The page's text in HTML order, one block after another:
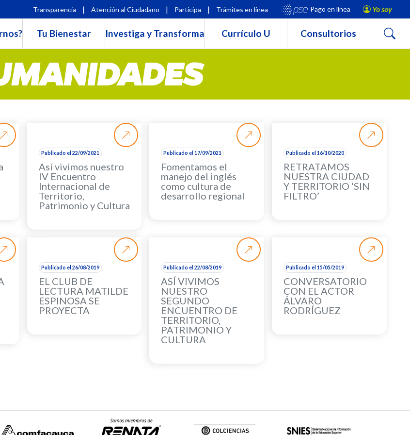
Transparencia | Atención al Ciudadano | Participa | Trámites en línea Pago en línea Yo soy
Tu Bienestar Investiga y Transforma Currículo U Consultorios Buscar
Publicado el 22/09/2021
Así vivimos nuestro
IV Encuentro
Internacional de
Territorio,
Patrimonio y Cultura
Publicado el 17/09/2021
Fomentamos el
manejo del inglés
como cultura de
desarrollo regional
Publicado el 16/10/2020
RETRATAMOS
NUESTRA CIUDAD
Y TERRITORIO ‘SIN
FILTRO’
Publicado el 26/08/2019
EL CLUB DE
LECTURA MATILDE
ESPINOSA SE
PROYECTA
Publicado el 22/08/2019
ASÍ VIVIMOS
NUESTRO
SEGUNDO
ENCUENTRO DE
TERRITORIO,
PATRIMONIO Y
CULTURA
Publicado el 15/05/2019
CONVERSATORIO
CON EL ACTOR
ÁLVARO
RODRÍGUEZ